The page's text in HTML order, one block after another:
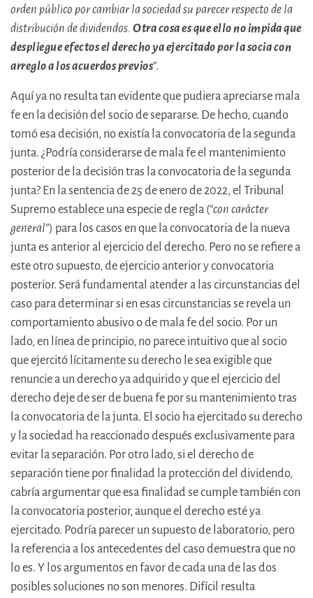
orden público por cambiar la sociedad su parecer respecto de la
distribución de dividendos. Otra cosa es que ello no impida que
despliegue efectos el derecho ya ejercitado por la socia con
arreglo a los acuerdos previos”.
Aquí ya no resulta tan evidente que pudiera apreciarse mala
fe en la decisión del socio de separarse. De hecho, cuando
tomó esa decisión, no existía la convocatoria de la segunda
junta. ¿Podría considerarse de mala fe el mantenimiento
posterior de la decisión tras la convocatoria de la segunda
junta? En la sentencia de 25 de enero de 2022, el Tribunal
Supremo establece una especie de regla (“con carácter
general”) para los casos en que la convocatoria de la nueva
junta es anterior al ejercicio del derecho. Pero no se refiere a
este otro supuesto, de ejercicio anterior y convocatoria
posterior. Será fundamental atender a las circunstancias del
caso para determinar si en esas circunstancias se revela un
comportamiento abusivo o de mala fe del socio. Por un
lado, en línea de principio, no parece intuitivo que al socio
que ejercitó lícitamente su derecho le sea exigible que
renuncie a un derecho ya adquirido y que el ejercicio del
derecho deje de ser de buena fe por su mantenimiento tras
la convocatoria de la junta. El socio ha ejercitado su derecho
y la sociedad ha reaccionado después exclusivamente para
evitar la separación. Por otro lado, si el derecho de
separación tiene por finalidad la protección del dividendo,
cabría argumentar que esa finalidad se cumple también con
la convocatoria posterior, aunque el derecho esté ya
ejercitado. Podría parecer un supuesto de laboratorio, pero
la referencia a los antecedentes del caso demuestra que no
lo es. Y los argumentos en favor de cada una de las dos
posibles soluciones no son menores. Difícil resulta